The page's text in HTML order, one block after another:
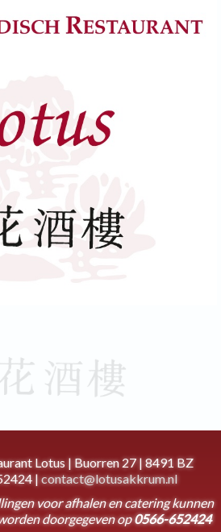
Lotus | Buorren 27 | 8491 BZ
|contact@lotusakkrum.nl
voor afhalen en catering kunnen
doorgegeven op0566-652424